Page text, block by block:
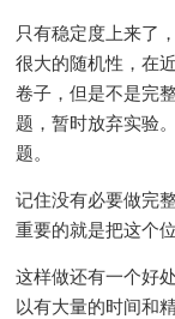
只有稳定度上来了
很大的随机性，在
卷子，但是不是完
题，暂时放弃实验
题。
记住没有必要做完
重要的就是把这个
这样做还有一个好
以有大量的时间和